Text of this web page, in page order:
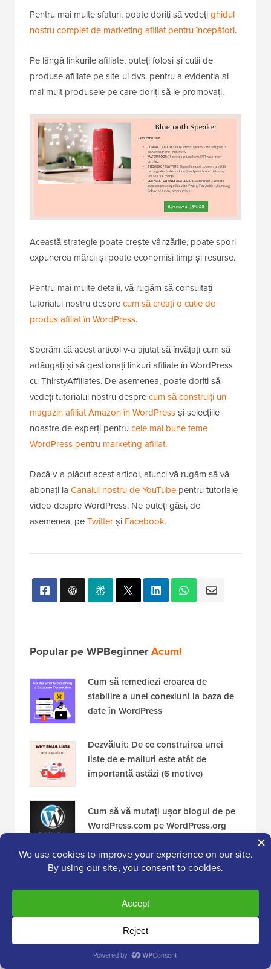
Pentru mai multe sfaturi, poate doriți să vedețighidul
nostru complet de marketing afiliat pentru începători.
Pe lângă linkurile afiliate, puteți folosi și cutii de
produse afiliate pe site-ul dvs. pentru a evidenția și
mai mult produsele pe care doriți să le promovați.
Această strategie poate crește vânzările, poate spori
expunerea mărcii și poate economisi timp și resurse.
Pentru mai multe detalii, vă rugăm să consultați
tutorialul nostru desprecum să creați o cutie de
produs afiliat în WordPress.
Sperăm că acest articol v-a ajutat să învățați cum să
adăugați și să gestionați linkuri afiliate în WordPress
cu ThirstyAffiliates. De asemenea, poate doriți să
vedeți tutorialul nostru desprecum să construiți un
magazin afiliat Amazon în WordPressși selecțiile
noastre de experți pentru cele mai bune teme
WordPress pentru marketing afiliat.
Dacă v-a plăcut acest articol, atunci vă rugăm să vă
abonați la Canalul nostru de YouTube pentru tutoriale
video despre WordPress. Ne puteți găsi, de
asemenea, peTwitterși Facebook.
Popular pe WPBeginnerAcum!
Cum să remediezi eroarea de
stabilire a unei conexiuni la baza de
date în WordPress
Dezvăluit: De ce construirea unei
liste de e-mailuri este atât de
importantă astăzi (6 motive)
Cum să vă mutați ușor blogul de pe
WordPress.com pe WordPress.org
13 lucruri pe care TREBUIE să le
WordPress
Dezvăluire:Conținutul nostru este susținut de cititori.
Acest lucru înseamnă că dacă faceți clic pe unele dintre